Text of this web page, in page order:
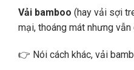
Vải bamboo (hay vải sợi
mại, thoáng mát nhưng
👉 Nói cách khác, vải